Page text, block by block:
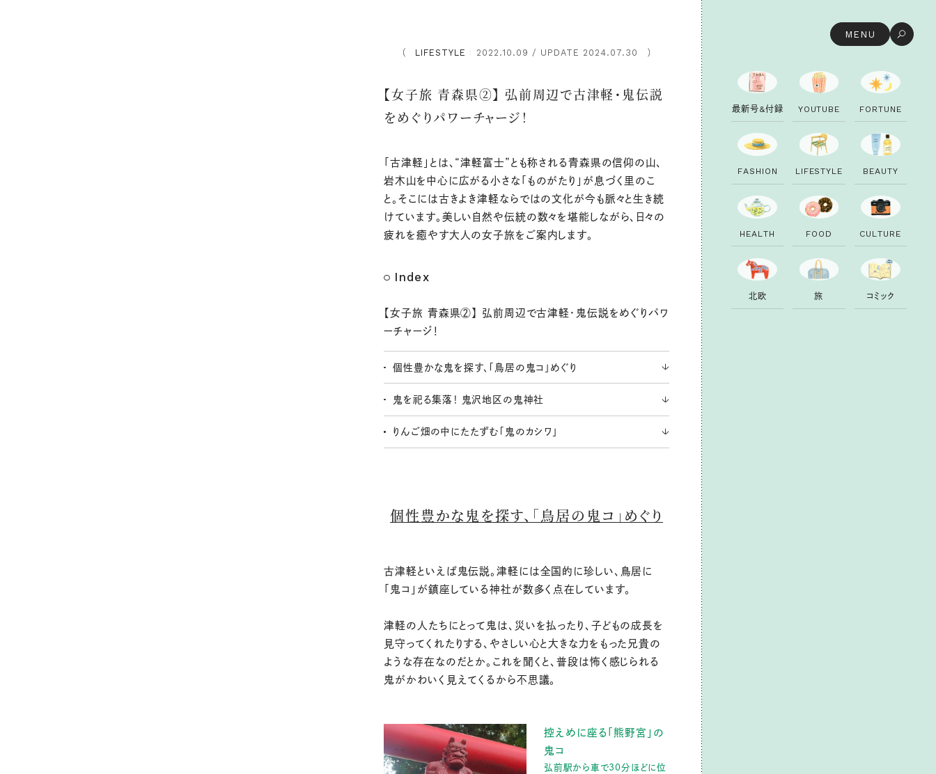
MENU
LIFESTYLE
： 2022.10.09 / UPDATE 2024.07.30
【女子旅 青森県②】 弘前周辺で古津軽・鬼伝説
をめぐりパワーチャージ！
「古津軽」とは、“津軽富士”とも称される青森県の信仰の山、
岩木山を中心に広がる小さな「ものがたり」が息づく里のこ
と。そこには古きよき津軽ならではの文化が今も脈々と生き続
けています。美しい自然や伝統の数々を堪能しながら、日々の
疲れを癒やす大人の女子旅をご案内します。
Index
【女子旅 青森県②】 弘前周辺で古津軽・鬼伝説をめぐりパワ
ーチャージ！
個性豊かな鬼を探す、「鳥居の鬼コ」めぐり
鬼を祀る集落！ 鬼沢地区の鬼神社
りんご畑の中にたたずむ「鬼のカシワ」
個性豊かな鬼を探す、「鳥居の鬼コ」めぐり
古津軽といえば鬼伝説。津軽には全国的に珍しい、鳥居に
「鬼コ」が鎮座している神社が数多く点在しています。
津軽の人たちにとって鬼は、災いを払ったり、子どもの成長を
見守ってくれたりする、やさしい心と大きな力をもった兄貴の
ような存在なのだとか。これを聞くと、普段は怖く感じられる
鬼がかわいく見えてくるから不思議。
控えめに座る「熊野宮」の
鬼コ
弘前駅から車で30分ほどに位
最新号&付録 YO UTU B E FO RTU N E
FAS H I O N LI FESTYLE B EAUTY
H EALTH FO O D CU LTU RE
北欧 旅 コ ミ ック